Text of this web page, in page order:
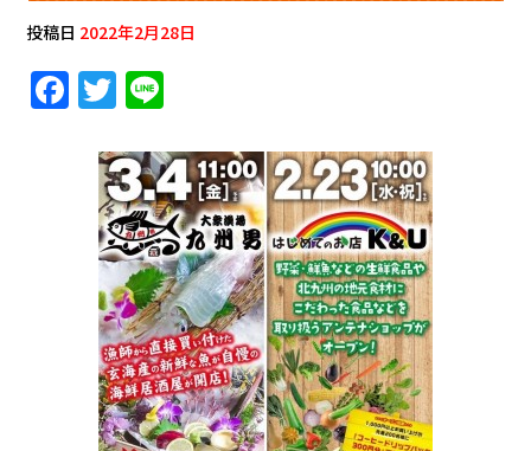
投稿日 2022年2月28日
F
a
T
w
it
te
r
e